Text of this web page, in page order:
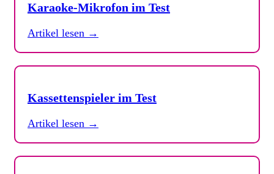
Karaoke-Mikrofon im Test
Artikel lesen →
Kassettenspieler im Test
Artikel lesen →